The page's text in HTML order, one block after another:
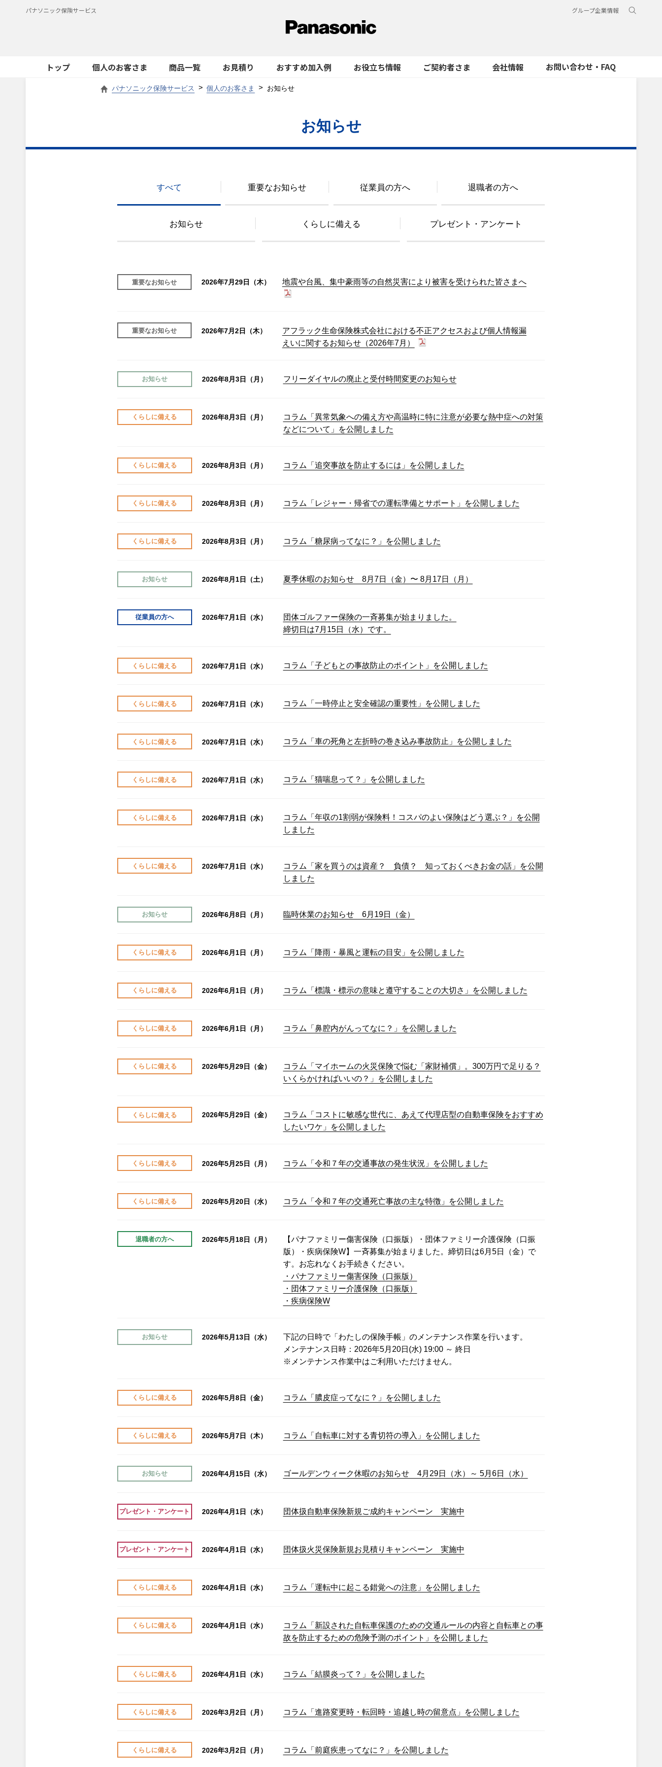
パナソニック保険サービス グループ企業情報
トップ 個人のお客さま 商品一覧 お見積り おすすめ加入例 お役立ち情報 ご契約者さま 会社情報 お問い合わせ・FAQ
パナソニック保険サービス 個人のお客さま お知らせ
お知らせ
すべて 重要なお知らせ 従業員の方へ 退職者の方へ
お知らせ くらしに備える プレゼント・アンケート
重要なお知らせ 2026年7月29日（木） 地震や台風、集中豪雨等の自然災害により被害を受けられた皆さまへ
重要なお知らせ 2026年7月2日（木）
アフラック生命保険株式会社における不正アクセスおよび個人情報漏
えいに関するお知らせ（2026年7月）
お知らせ 2026年8月3日（月） フリーダイヤルの廃止と受付時間変更のお知らせ
くらしに備える 2026年8月3日（月）
コラム「異常気象への備え方や高温時に特に注意が必要な熱中症への対策
などについて」を公開しました
くらしに備える 2026年8月3日（月） コラム「追突事故を防止するには」を公開しました
くらしに備える 2026年8月3日（月） コラム「レジャー・帰省での運転準備とサポート」を公開しました
くらしに備える 2026年8月3日（月） コラム「糖尿病ってなに？」を公開しました
お知らせ 2026年8月1日（土） 夏季休暇のお知らせ 8月7日（金）〜 8月17日（月）
従業員の方へ 2026年7月1日（水）
団体ゴルファー保険の一斉募集が始まりました。
締切日は7月15日（水）です。
くらしに備える 2026年7月1日（水） コラム「子どもとの事故防止のポイント」を公開しました
くらしに備える 2026年7月1日（水） コラム「一時停止と安全確認の重要性」を公開しました
くらしに備える 2026年7月1日（水） コラム「車の死角と左折時の巻き込み事故防止」を公開しました
くらしに備える 2026年7月1日（水） コラム「猫喘息って？」を公開しました
くらしに備える 2026年7月1日（水）
コラム「年収の1割弱が保険料！コスパのよい保険はどう選ぶ？」を公開
しました
くらしに備える 2026年7月1日（水）
コラム「家を買うのは資産？ 負債？ 知っておくべきお金の話」を公開
しました
お知らせ 2026年6月8日（月） 臨時休業のお知らせ 6月19日（金）
くらしに備える 2026年6月1日（月） コラム「降雨・暴風と運転の目安」を公開しました
くらしに備える 2026年6月1日（月） コラム「標識・標示の意味と遵守することの大切さ」を公開しました
くらしに備える 2026年6月1日（月） コラム「鼻腔内がんってなに？」を公開しました
くらしに備える 2026年5月29日（金）
コラム「マイホームの火災保険で悩む「家財補償」。300万円で足りる？
いくらかければいいの？」を公開しました
くらしに備える 2026年5月29日（金）
コラム「コストに敏感な世代に、あえて代理店型の自動車保険をおすすめ
したいワケ」を公開しました
くらしに備える 2026年5月25日（月） コラム「令和７年の交通事故の発生状況」を公開しました
くらしに備える 2026年5月20日（水） コラム「令和７年の交通死亡事故の主な特徴」を公開しました
退職者の方へ 2026年5月18日（月）
【パナファミリー傷害保険（口振版）・団体ファミリー介護保険（口振
版）・疾病保険W】一斉募集が始まりました。締切日は6月5日（金）で
す。お忘れなくお手続きください。
・パナファミリー傷害保険（口振版）
・団体ファミリー介護保険（口振版）
・疾病保険W
お知らせ 2026年5月13日（水）
下記の日時で「わたしの保険手帳」のメンテナンス作業を行います。
メンテナンス日時：2026年5月20日(水) 19:00 ～ 終日
※メンテナンス作業中はご利用いただけません。
くらしに備える 2026年5月8日（金） コラム「膿皮症ってなに？」を公開しました
くらしに備える 2026年5月7日（木） コラム「自転車に対する青切符の導入」を公開しました
お知らせ 2026年4月15日（水） ゴールデンウィーク休暇のお知らせ 4月29日（水）～ 5月6日（水）
プレゼント・アンケート 2026年4月1日（水） 団体扱自動車保険新規ご成約キャンペーン 実施中
プレゼント・アンケート 2026年4月1日（水） 団体扱火災保険新規お見積りキャンペーン 実施中
くらしに備える 2026年4月1日（水） コラム「運転中に起こる錯覚への注意」を公開しました
くらしに備える 2026年4月1日（水）
コラム「新設された自転車保護のための交通ルールの内容と自転車との事
故を防止するための危険予測のポイント」を公開しました
くらしに備える 2026年4月1日（水） コラム「結膜炎って？」を公開しました
くらしに備える 2026年3月2日（月） コラム「進路変更時・転回時・追越し時の留意点」を公開しました
くらしに備える 2026年3月2日（月） コラム「前庭疾患ってなに？」を公開しました